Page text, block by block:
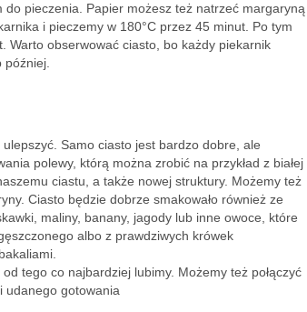
do pieczenia. Papier możesz też natrzeć margaryną
i pieczemy w 180°C przez 45 minut. Po tym
Warto obserwować ciasto, bo każdy piekarnik
Samo ciasto jest bardzo dobre, ale
polewy, którą można zrobić na przykład z białej
ciastu, a także nowej struktury. Możemy też
Ciasto będzie dobrze smakowało również ze
maliny, banany, jagody lub inne owoce, które
albo z prawdziwych krówek
tego co najbardziej lubimy. Możemy też połączyć
udanego gotowania